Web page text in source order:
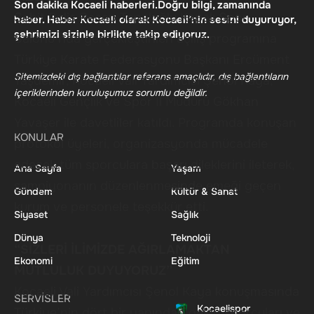
Şehit Polis Recep Topaloğlu Kapalı Spor
Salonu’nda gerçekleştirilen açılış programına
Taşdemir, Kocaeli Vali Yardımcısı Şenol Kaya,
Kocaeli Gençlik ve Spor İl Müdürü Gökhan
protokol üyeleri, organizasyonda mücadele
edecek tüm sporculara başarı dileklerini ileterek,
şampiyonanın düzenlenmesinde emeği geçen
kurum ve personele teşekkür etti.
Kocaeli Vali Yardımcısı Şenol Kaya konuşmasında
Son dakika Kocaeli haberleri.Doğru bilgi, zamanında
haber. Haber Kocaeli olarak Kocaeli’nin sesini duyuruyor,
şehrimizi sizinle birlikte takip ediyoruz.
Sitemizdeki dış bağlantılar referans amaçlıdır, dış bağlantıların
içeriklerinden kuruluşumuz sorumlu değildir.
KONULAR
Ana Sayfa
Gündem
Siyaset
Dünya
Ekonomi
Yaşam
Kültür & Sanat
Sağlık
Teknoloji
Eğitim
SERVİSLER
Kocaelispor